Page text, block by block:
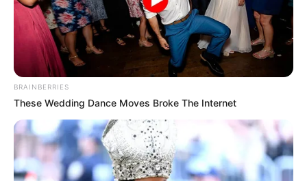
BRAINBERRIES
These Wedding Dance Moves Broke The Internet